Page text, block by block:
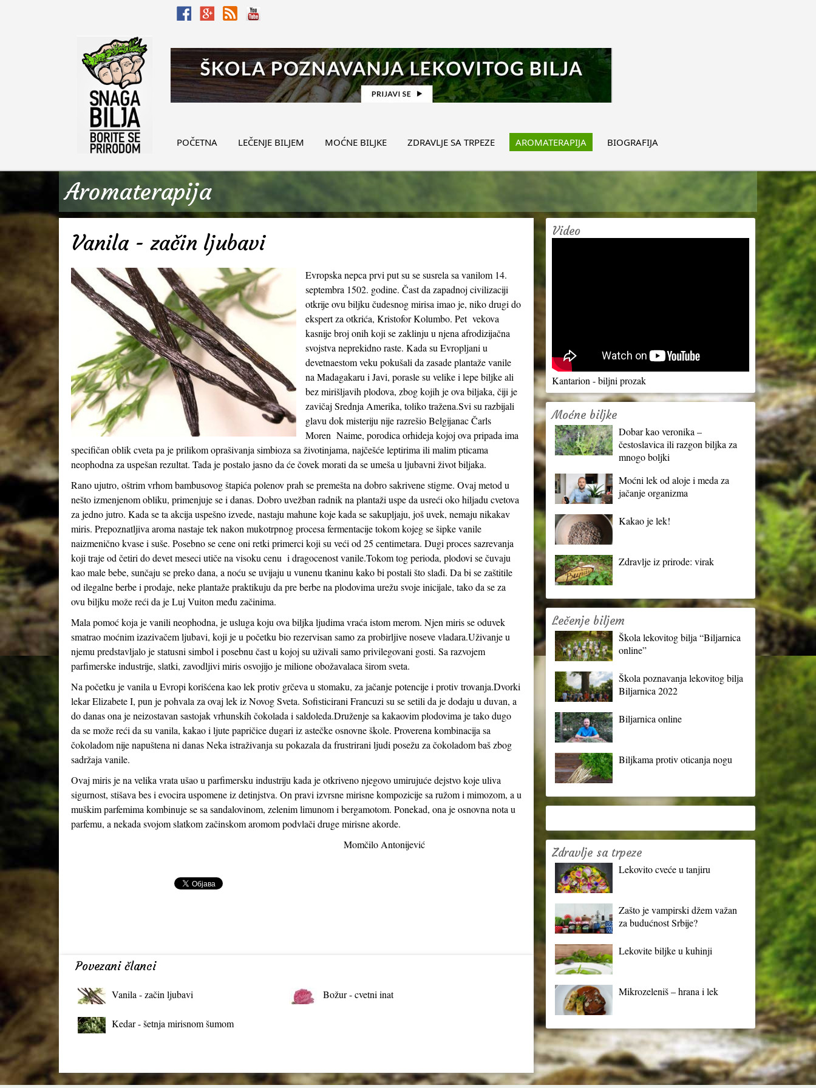
POČETNA LEČENJE BILJEM MOĆNE BILJKE ZDRAVLJE SA TRPEZE AROMATERAPIJA BIOGRAFIJA
Aromaterapija
Vanila - začin ljubavi
Evropska nepca prvi put su se susrela sa vanilom 14.
septembra 1502. godine. Čast da zapadnoj civilizaciji
otkrije ovu biljku čudesnog mirisa imao je, niko drugi do
ekspert za otkrića, Kristofor Kolumbo. Pet vekova
kasnije broj onih koji se zaklinju u njena afrodizijačna
svojstva neprekidno raste. Kada su Evropljani u
devetnaestom veku pokušali da zasade plantaže vanile
na Madagakaru i Javi, porasle su velike i lepe biljke ali
bez mirišljavih plodova, zbog kojih je ova biljaka, čiji je
zavičaj Srednja Amerika, toliko tražena.Svi su razbijali
glavu dok misteriju nije razrešio Belgijanac Čarls
Moren Naime, porodica orhideja kojoj ova pripada ima
specifičan oblik cveta pa je prilikom oprašivanja simbioza sa životinjama, najčešće leptirima ili malim pticama
neophodna za uspešan rezultat. Tada je postalo jasno da će čovek morati da se umeša u ljubavni život biljaka.
Rano ujutro, oštrim vrhom bambusovog štapića polenov prah se premešta na dobro sakrivene stigme. Ovaj metod u
nešto izmenjenom obliku, primenjuje se i danas. Dobro uvežban radnik na plantaži uspe da usreći oko hiljadu cvetova
za jedno jutro. Kada se ta akcija uspešno izvede, nastaju mahune koje kada se sakupljaju, još uvek, nemaju nikakav
miris. Prepoznatljiva aroma nastaje tek nakon mukotrpnog procesa fermentacije tokom kojeg se šipke vanile
naizmenično kvase i suše. Posebno se cene oni retki primerci koji su veći od 25 centimetara. Dugi proces sazrevanja
koji traje od četiri do devet meseci utiče na visoku cenu i dragocenost vanile.Tokom tog perioda, plodovi se čuvaju
kao male bebe, sunčaju se preko dana, a noću se uvijaju u vunenu tkaninu kako bi postali što slađi. Da bi se zaštitile
od ilegalne berbe i prodaje, neke plantaže praktikuju da pre berbe na plodovima urežu svoje inicijale, tako da se za
ovu biljku može reći da je Luj Vuiton među začinima.
Mala pomoć koja je vanili neophodna, je usluga koju ova biljka ljudima vraća istom merom. Njen miris se oduvek
smatrao moćnim izazivačem ljubavi, koji je u početku bio rezervisan samo za probirljive noseve vladara.Uživanje u
njemu predstavljalo je statusni simbol i posebnu čast u kojoj su uživali samo privilegovani gosti. Sa razvojem
parfimerske industrije, slatki, zavodljivi miris osvojijo je milione obožavalaca širom sveta.
Na početku je vanila u Evropi korišćena kao lek protiv grčeva u stomaku, za jačanje potencije i protiv trovanja.Dvorki
lekar Elizabete I, pun je pohvala za ovaj lek iz Novog Sveta. Sofisticirani Francuzi su se setili da je dodaju u duvan, a
do danas ona je neizostavan sastojak vrhunskih čokolada i saldoleda.Druženje sa kakaovim plodovima je tako dugo
da se može reći da su vanila, kakao i ljute papričice dugari iz astečke osnovne škole. Proverena kombinacija sa
čokoladom nije napuštena ni danas Neka istraživanja su pokazala da frustrirani ljudi posežu za čokoladom baš zbog
sadržaja vanile.
Ovaj miris je na velika vrata ušao u parfimersku industriju kada je otkriveno njegovo umirujuće dejstvo koje uliva
sigurnost, stišava bes i evocira uspomene iz detinjstva. On pravi izvrsne mirisne kompozicije sa ružom i mimozom, a u
muškim parfemima kombinuje se sa sandalovinom, zelenim limunom i bergamotom. Ponekad, ona je osnovna nota u
parfemu, a nekada svojom slatkom začinskom aromom podvlači druge mirisne akorde.
Momčilo Antonijević
Povezani članci
Vanila - začin ljubavi Božur - cvetni inat
Kedar - šetnja mirisnom šumom
Video
Kantarion - biljni prozak
Moćne biljke
Dobar kao veronika –
čestoslavica ili razgon biljka za
mnogo boljki
Moćni lek od aloje i meda za
jačanje organizma
Kakao je lek!
Zdravlje iz prirode: virak
Lečenje biljem
Škola lekovitog bilja “Biljarnica
online”
Škola poznavanja lekovitog bilja
Biljarnica 2022
Biljarnica online
Biljkama protiv oticanja nogu
Zdravlje sa trpeze
Lekovito cveće u tanjiru
Zašto je vampirski džem važan
za budućnost Srbije?
Lekovite biljke u kuhinji
Mikrozeleniš – hrana i lek